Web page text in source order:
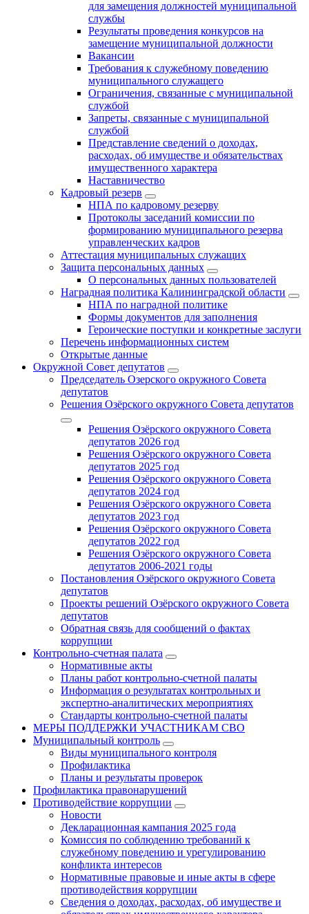
для замещения должностей муниципальной
службы
Результаты проведения конкурсов на
замещение муниципальной должности
Вакансии
Требования к служебному поведению
муниципального служащего
Ограничения, связанные с муниципальной
службой
Запреты, связанные с муниципальной
службой
Представление сведений о доходах,
расходах, об имуществе и обязательствах
имущественного характера
Наставничество
Кадровый резерв
НПА по кадровому резерву
Протоколы заседаний комиссии по
формированию муниципального резерва
управленческих кадров
Аттестация муниципальных служащих
Защита персональных данных
О персональных данных пользователей
Наградная политика Калининградской области
НПА по наградной политике
Формы документов для заполнения
Героические поступки и конкретные заслуги
Перечень информационных систем
Открытые данные
Окружной Совет депутатов
Председатель Озерского окружного Совета
депутатов
Решения Озёрского окружного Совета депутатов
Решения Озёрского окружного Совета
депутатов 2026 год
Решения Озёрского окружного Совета
депутатов 2025 год
Решения Озёрского окружного Совета
депутатов 2024 год
Решения Озёрского окружного Совета
депутатов 2023 год
Решения Озёрского окружного Совета
депутатов 2022 год
Решения Озёрского окружного Совета
депутатов 2006-2021 годы
Постановления Озёрского окружного Совета
депутатов
Проекты решений Озёрского окружного Совета
депутатов
Обратная связь для сообщений о фактах
коррупции
Контрольно-счетная палата
Нормативные акты
Планы работ контрольно-счетной палаты
Информация о результатах контрольных и
экспертно-аналитических мероприятиях
Стандарты контрольно-счетной палаты
МЕРЫ ПОДДЕРЖКИ УЧАСТНИКАМ СВО
Муниципальный контроль
Виды муниципального контроля
Профилактика
Планы и результаты проверок
Профилактика правонарушений
Противодействие коррупции
Новости
Декларационная кампания 2025 года
Комиссия по соблюдению требований к
служебному поведению и урегулированию
конфликта интересов
Нормативные правовые и иные акты в сфере
противодействия коррупции
Сведения о доходах, расходах, об имуществе и